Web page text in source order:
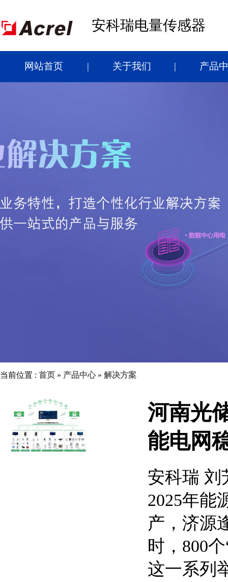
安科瑞电量传感器
网站首页 关于我们 产品
当前位置 : 首页 » 产品中心» 解决方案
河南光
能电网
安科瑞 刘
2025年能
产，济源
时，800
这一系列